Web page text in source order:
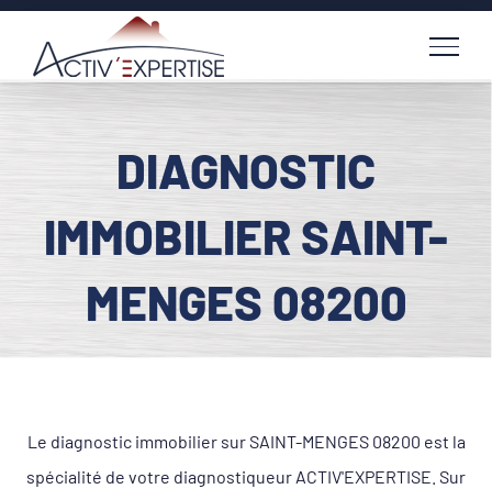
Passer
contenu
DIAGNOSTIC
IMMOBILIER SAINT-
MENGES 08200
Le diagnostic immobilier sur SAINT-MENGES 08200 est la
spécialité de votre diagnostiqueur ACTIV'EXPERTISE. Sur